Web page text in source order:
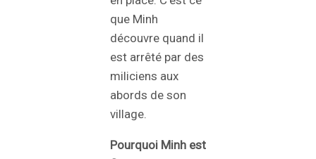
que Minh
découvre quand il
est arrêté par des
miliciens aux
abords de son
village.
Pourquoi Minh est